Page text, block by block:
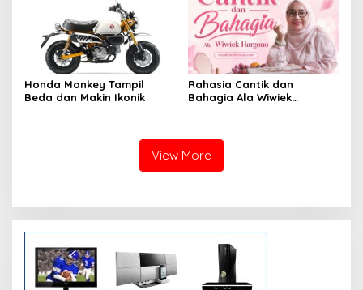
Honda Monkey Tampil
Beda dan Makin Ikonik
Rahasia Cantik dan
Bahagia Ala Wiwiek
View More